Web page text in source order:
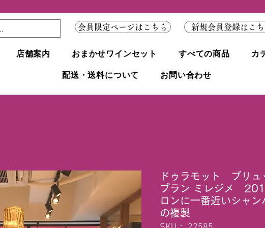
会員限定ページはこちら 新規会員登録はこち
店舗案内 おまかせワインセット すべての商品 カ
配送・送料について お問い合わせ
ドゥラモット ブリュ
ブラン ミレジメ
ロンに一番近いシャ
の複製